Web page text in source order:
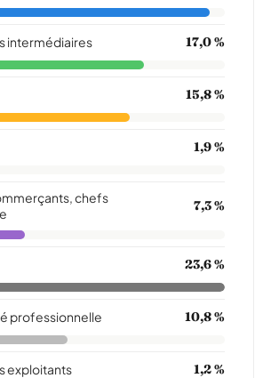
intermédiaires 17,0 %
15,8 %
1,9 %
chefs
7,3 %
23,6 %
professionnelle 10,8 %
exploitants 1,2 %